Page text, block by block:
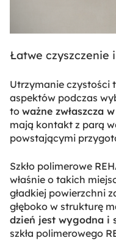
Łatwe czyszczenie
Utrzymanie czystości
aspektów podczas
to ważne zwłaszcza
mają kontakt z parą
powstającymi
Szkło polimerowe
właśnie o takich
gładkiej powierzchni
głęboko w strukturę
dzień jest wygodna i
szkła polimerowego